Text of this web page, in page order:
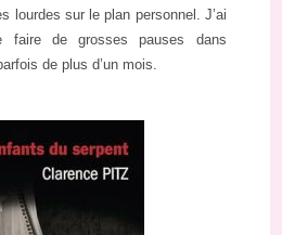
lourdes sur le plan personnel. J’ai
faire de grosses pauses dans
de plus d’un mois.